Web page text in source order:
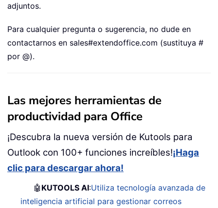
adjuntos.
Para cualquier pregunta o sugerencia, no dude en
contactarnos en sales#extendoffice.com (sustituya #
por @).
Las mejores herramientas de
productividad para Office
¡Descubra la nueva versión de Kutools para
Outlook con 100+ funciones increíbles!¡Haga
clic para descargar ahora!
🤖 KUTOOLS AI:Utiliza tecnología avanzada de
inteligencia artificial para gestionar correos